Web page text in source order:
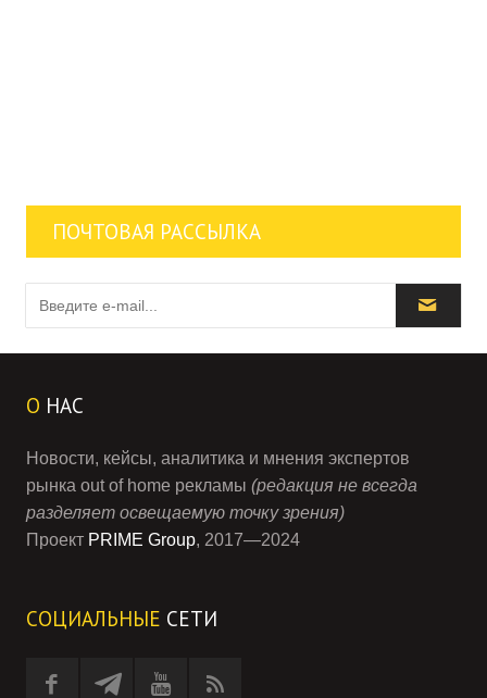
ПОЧТОВАЯ РАССЫЛКА
О НАС
Новости, кейсы, аналитика и мнения экспертов
рынка out of home рекламы (редакция не всегда
разделяет освещаемую точку зрения)
Проект PRIME Group, 2017—2024
СОЦИАЛЬНЫЕ СЕТИ